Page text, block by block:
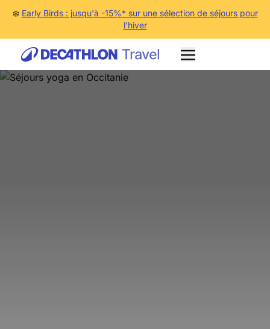
❄️ Early Birds : jusqu'à -15%* sur une sélection de séjours pour
l'hiver